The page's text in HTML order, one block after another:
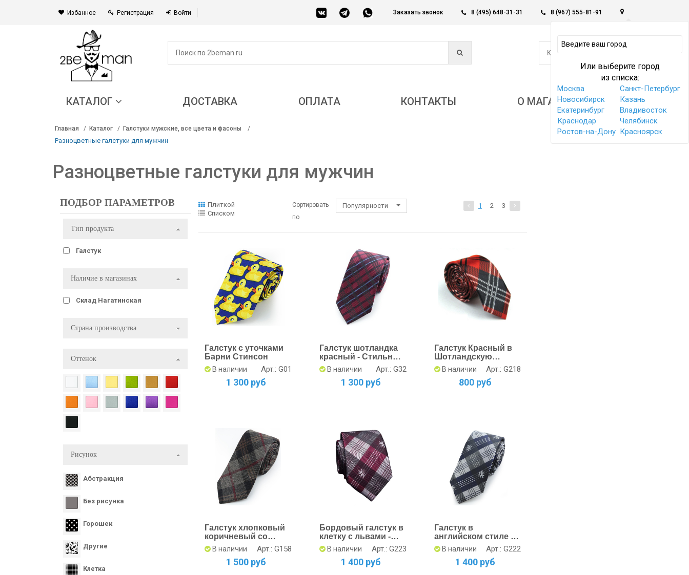
Избанное Регистрация Войти Заказать звонок 8 (495) 648-31-31 8 (967) 555-81-91
Или выберите город
из списка:
Москва
Санкт-Петербург
Новосибирск
Казань
Екатеринбург
Владивосток
Краснодар
Челябинск
Ростов-на-Дону Красноярск
КОРЗИНА -
0
КАТАЛОГ ДОСТАВКА ОПЛАТА КОНТАКТЫ О МАГАЗИНЕ
Главная Каталог Галстуки мужские, все цвета и фасоны
Разноцветные галстуки для мужчин
Разноцветные галстуки для мужчин
ПОДБОР ПАРАМЕТРОВ
Тип продукта
Галстук
Наличие в магазинах
Склад Нагатинская
Страна производства
Оттенок
Рисунок
Абстракция
Без рисунка
Горошек
Другие
Клетка
Плиткой
Списком
Сортировать
по
Популярности 1 2 3
Галстук с уточками
Барни Стинсон
В наличии Арт.: G01
1 300 руб
Галстук шотландка
красный - Стильный
аксессуар
В наличии Арт.: G32
1 300 руб
Галстук Красный в
Шотландскую
Клетку - Узкий
Дизайн
В наличии Арт.: G218
800 руб
Галстук хлопковый
коричневый со
светлыми полосами
В наличии Арт.: G158
1 500 руб
Бордовый галстук в
клетку с львами -
Купить
В наличии Арт.: G223
1 400 руб
Галстук в
английском стиле с
узором львов
В наличии Арт.: G222
1 400 руб